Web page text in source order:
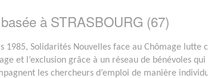
à STRASBOURG (67)
1985, Solidarités Nouvelles face au Chômage lutte
et l’exclusion grâce à un réseau de bénévoles
les chercheurs d’emploi de manière